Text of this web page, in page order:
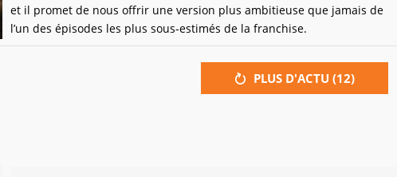
et il promet de nous offrir une version plus ambitieuse que jamais de
l’un des épisodes les plus sous-estimés de la franchise.
PLUS D'ACTU (12)